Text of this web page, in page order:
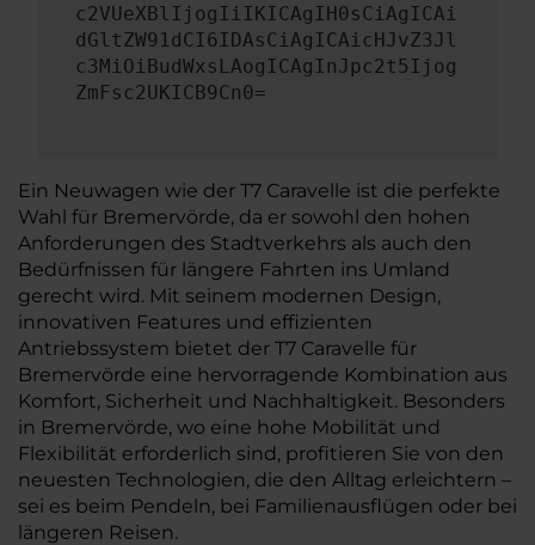
c2VUeXBlIjogIiIKICAgIH0sCiAgICAi
dGltZW91dCI6IDAsCiAgICAicHJvZ3Jl
c3MiOiBudWxsLAogICAgInJpc2t5Ijog
ZmFsc2UKICB9Cn0=
Ein Neuwagen wie der T7 Caravelle ist die perfekte
Wahl für Bremervörde, da er sowohl den hohen
Anforderungen des Stadtverkehrs als auch den
Bedürfnissen für längere Fahrten ins Umland
gerecht wird. Mit seinem modernen Design,
innovativen Features und effizienten
Antriebssystem bietet der T7 Caravelle für
Bremervörde eine hervorragende Kombination aus
Komfort, Sicherheit und Nachhaltigkeit. Besonders
in Bremervörde, wo eine hohe Mobilität und
Flexibilität erforderlich sind, profitieren Sie von den
neuesten Technologien, die den Alltag erleichtern –
sei es beim Pendeln, bei Familienausflügen oder bei
längeren Reisen.